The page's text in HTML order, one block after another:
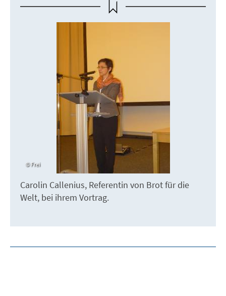
Frei
Carolin Callenius, Referentin von Brot für die
Welt, bei ihrem Vortrag.